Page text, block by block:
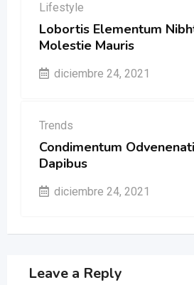
Lifestyle
Lobortis Elementum
Molestie Mauris
diciembre 24, 2021
Trends
Condimentum
Dapibus
diciembre 24, 2021
Leave a Reply